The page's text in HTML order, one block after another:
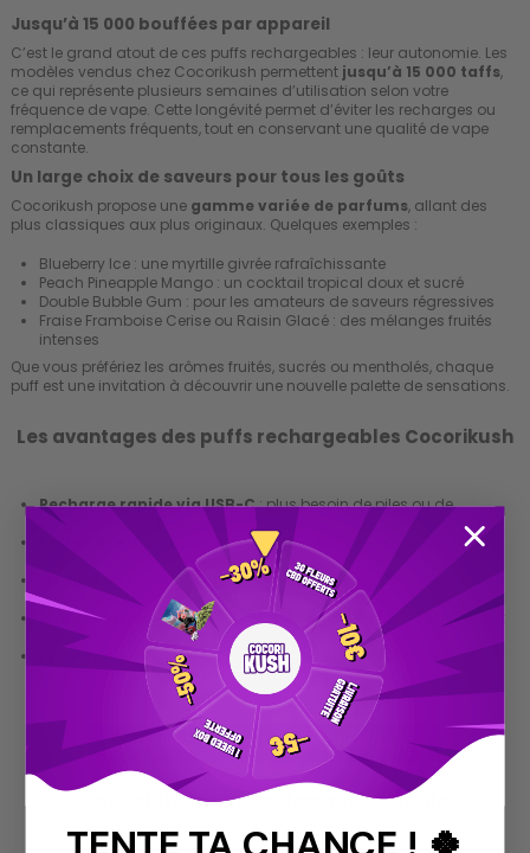
Jusqu’à 15 000 bouffées par appareil
C’est le grand atout de ces puffs rechargeables : leur autonomie. Les
modèles vendus chez Cocorikush permettent jusqu’à 15 000 taffs,
ce qui représente plusieurs semaines d’utilisation selon votre
fréquence de vape. Cette longévité permet d’éviter les recharges ou
remplacements fréquents, tout en conservant une qualité de vape
constante.
Un large choix de saveurs pour tous les goûts
Cocorikush propose une gamme variée de parfums, allant des
plus classiques aux plus originaux. Quelques exemples :
Blueberry Ice : une myrtille givrée rafraîchissante
Peach Pineapple Mango : un cocktail tropical doux et sucré
Double Bubble Gum : pour les amateurs de saveurs régressives
Fraise Framboise Cerise ou Raisin Glacé : des mélanges fruités
intenses
Que vous préfériez les arômes fruités, sucrés ou mentholés, chaque
puff est une invitation à découvrir une nouvelle palette de sensations.
Les avantages des puffs rechargeables Cocorikush
Recharge rapide via USB-C: plus besoin de piles ou de
chargeurs spécifiques.
Prêtes à l’emploi: aucune configuration nécessaire, il suffit
Compactes et légères : faciles à transporter, discrètes en
toutes circonstances.
Ingrédients de qualité
: pour une vapeur dense, savoureuse et
agréable à chaque bouffée.
Prix accessible
: bénéficiant d'un prix attractif et parfois en
promotion, un excellent rapport qualité-prix.
DECOUVREZ NOS FLEURS CALIFORNIENNES ICI !
Une solution plus écologique et légale